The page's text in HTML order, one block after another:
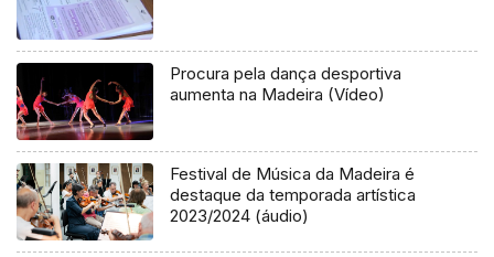
Procura pela dança desportiva
aumenta na Madeira (Vídeo)
Festival de Música da Madeira é
destaque da temporada artística
2023/2024 (áudio)